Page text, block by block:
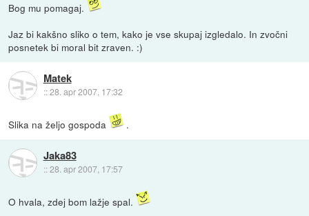
Bog mu pomagaj.
Jaz bi kakšno sliko o tem, kako je vse skupaj izgledalo. In zvočni
posnetek bi moral bit zraven. :)
Matek
::28. apr 2007, 17:32
Slika na željo gospoda .
Jaka83
::28. apr 2007, 17:57
O hvala, zdej bom lažje spal.